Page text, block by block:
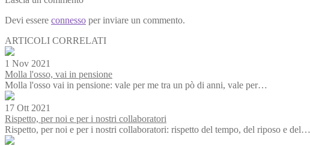
Devi essere connesso per inviare un commento.
ARTICOLI CORRELATI
1 Nov 2021
Molla l'osso, vai in pensione
Molla l'osso vai in pensione: vale per me tra un pò di anni, vale per…
17 Ott 2021
Rispetto, per noi e per i nostri collaboratori
Rispetto, per noi e per i nostri collaboratori: rispetto del tempo, del riposo e del…